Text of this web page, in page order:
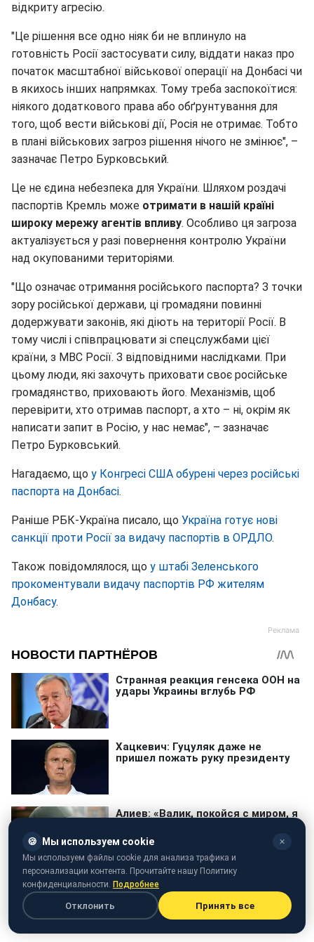
відкриту агресію.
"Це рішення все одно ніяк би не вплинуло на
готовність Росії застосувати силу, віддати наказ про
початок масштабної військової операції на Донбасі чи
в якихось інших напрямках. Тому треба заспокоїтися:
ніякого додаткового права або обґрунтування для
того, щоб вести військові дії, Росія не отримає. Тобто
в плані військових загроз рішення нічого не змінює", –
зазначає Петро Бурковський.
Це не єдина небезпека для України. Шляхом роздачі
паспортів Кремль може отримати в нашій країні
широку мережу агентів впливу. Особливо ця загроза
актуалізується у разі повернення контролю України
над окупованими територіями.
"Що означає отримання російського паспорта? З точки
зору російської держави, ці громадяни повинні
додержувати законів, які діють на території Росії. В
тому числі і співпрацювати зі спецслужбами цієї
країни, з МВС Росії. З відповідними наслідками. При
цьому люди, які захочуть приховати своє російське
громадянство, приховають його. Механізмів, щоб
перевірити, хто отримав паспорт, а хто – ні, окрім як
написати запит в Росію, у нас немає", – зазначає
Петро Бурковський.
Нагадаємо, що у Конгресі США обурені через російські
паспорта на Донбасі.
Раніше РБК-Україна писало, що Україна готує нові
санкції проти Росії за видачу паспортів в ОРДЛО.
Також повідомлялося, що у штабі Зеленського
прокоментували видачу паспортів РФ жителям
Донбасу.
Владимир Путин паспорт война
🍪 Мы используем cookie ✕
Мы используем файлы cookie для анализа трафика и
персонализации контента. Прочитайте нашу Политику
конфиденциальности. Подробнее
Отклонить Принять все